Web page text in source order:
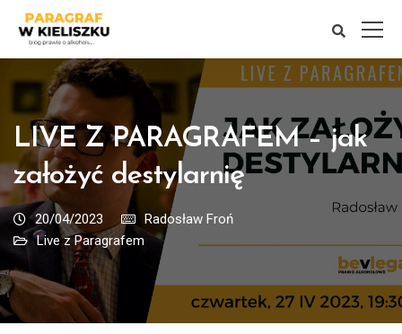
LIVE Z PARAGRAFEM – jak
założyć destylarnię
20/04/2023
Radosław Froń
Live z Paragrafem